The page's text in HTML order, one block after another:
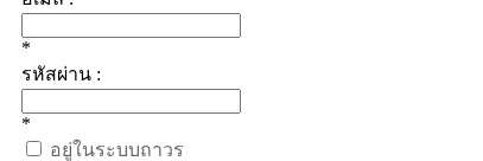
*
รหัสผ่าน :
*
อยู่ในระบบถาวร